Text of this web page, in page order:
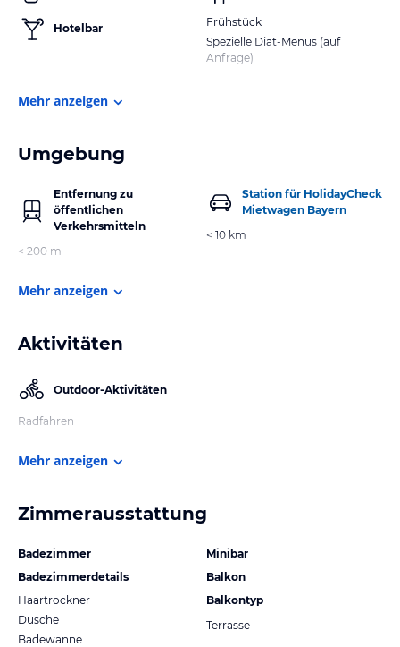
Hotelbar
Frühstück
Spezielle Diät-Menüs (auf
Anfrage)
Mehr anzeigen
Umgebung
Entfernung zu
öffentlichen
Verkehrsmitteln
< 200 m
Station für HolidayCheck
Mietwagen Bayern
< 10 km
Mehr anzeigen
Aktivitäten
Outdoor-Aktivitäten
Radfahren
Mehr anzeigen
Zimmerausstattung
Badezimmer
Badezimmerdetails
Haartrockner
Dusche
Badewanne
Minibar
Balkon
Balkontyp
Terrasse